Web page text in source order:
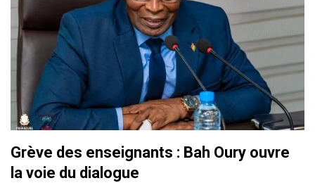
Grève des enseignants : Bah Oury ouvre
la voie du dialogue